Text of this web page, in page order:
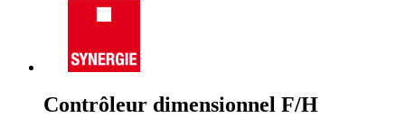
Contrôleur dimensionnel F/H